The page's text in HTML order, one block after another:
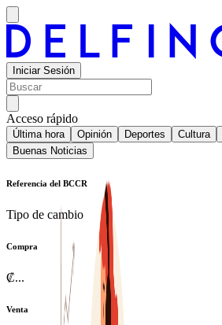
Iniciar Sesión
Acceso rápido
Última hora Opinión Deportes Cultura
Buenas Noticias
Referencia del BCCR
Tipo de cambio
Compra
₡...
Venta